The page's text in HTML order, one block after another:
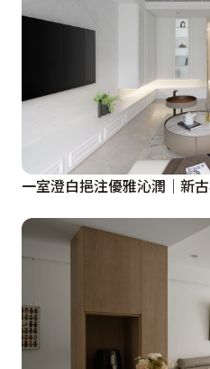
一室澄白挹注優雅沁潤│新